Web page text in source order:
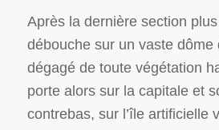
Après la dernière section
débouche sur un vaste dôme
dégagé de toute végétation
porte alors sur la capitale et
contrebas, sur l’île artificielle